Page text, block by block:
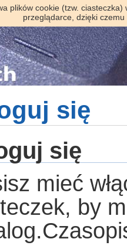
plików cookie (tzw.
przeglądarce, dzięki
się
się
mieć
by